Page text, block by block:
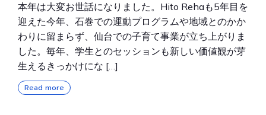
本年は大変お世話になりました。Hito Rehaも5年目を
迎えた今年、石巻での運動プログラムや地域とのかか
わりに留まらず、仙台での子育て事業が立ち上がりま
した。毎年、学生とのセッションも新しい価値観が芽
生えるきっかけにな […]
Read more